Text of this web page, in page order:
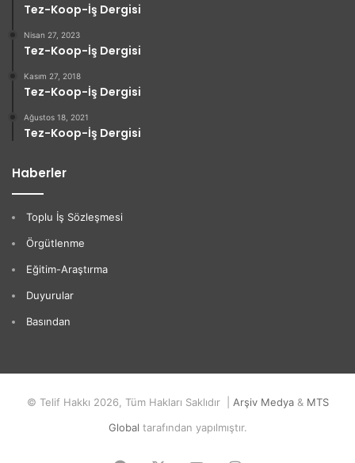
Tez-Koop-İş Dergisi
Nisan 27, 2023
Tez-Koop-İş Dergisi
Kasım 27, 2018
Tez-Koop-İş Dergisi
Ağustos 18, 2021
Tez-Koop-İş Dergisi
Haberler
Toplu İş Sözleşmesi
Örgütlenme
Eğitim-Araştırma
Duyurular
Basından
© Telif Hakkı 2026, Tüm Hakları Saklıdır | Arşiv Medya& MTS
Global tarafından yapılmıştır.